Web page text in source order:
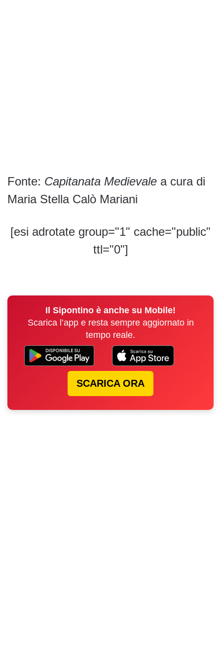
Fonte: Capitanata Medievale a cura di
Maria Stella Calò Mariani
[esi adrotate group="1" cache="public"
ttl="0"]
Il Sipontino è anche su Mobile!
Scarica l’app e resta sempre aggiornato in
tempo reale.
SCARICA ORA